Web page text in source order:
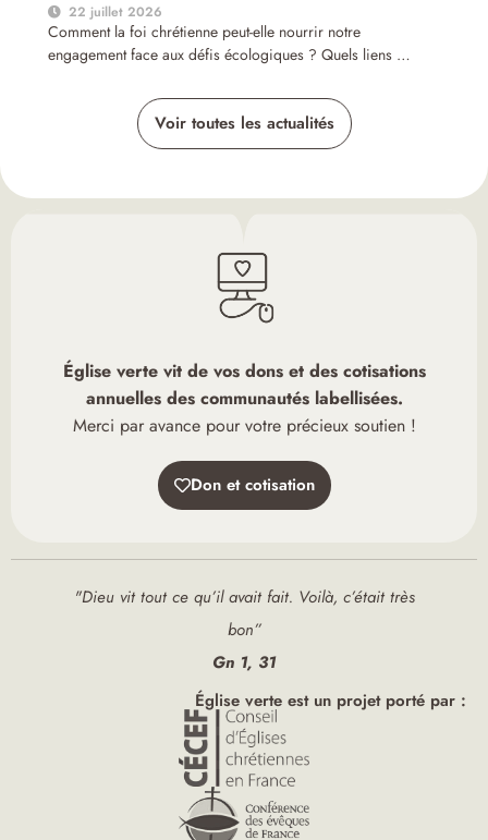
22 juillet 2026
Comment la foi chrétienne peut-elle nourrir notre
engagement face aux défis écologiques ? Quels liens …
Voir toutes les actualités
Église verte vit de vos dons et des cotisations
annuelles des communautés labellisées.
Merci par avance pour votre précieux soutien !
Don et cotisation
"Dieu vit tout ce qu’il avait fait. Voilà, c’était très
bon”
Gn 1, 31
Église verte est un projet porté par :